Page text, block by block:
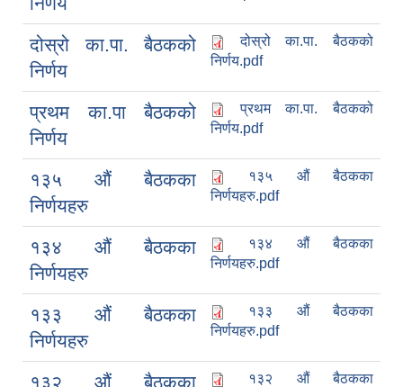
दोस्रो का.पा. बैठकको
निर्णय
दोस्रो का.पा. बैठकको
निर्णय.pdf
प्रथम का.पा बैठकको
निर्णय
प्रथम का.पा. बैठकको
निर्णय.pdf
१३५ औं बैठकका
निर्णयहरु
१३५ औं बैठकका
निर्णयहरु.pdf
१३४ औं बैठकका
निर्णयहरु
१३४ औं बैठकका
निर्णयहरु.pdf
१३३ औं बैठकका
निर्णयहरु
१३३ औं बैठकका
निर्णयहरु.pdf
१३२ औं बैठकका
१३२ औं बैठकका